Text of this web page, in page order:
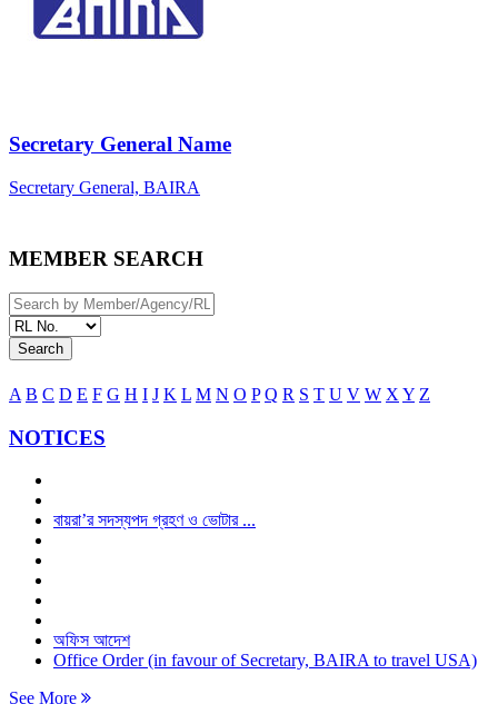
Secretary General Name
Secretary General, BAIRA
MEMBER SEARCH
Search
A B C D E F G H I J K L M N O P Q R S T U V W X Y Z
NOTICES
বায়রা’র সদস্যপদ গ্রহণ ও ভোটার ...
অফিস আদেশ
Office Order (in favour of Secretary, BAIRA to travel USA)
See More